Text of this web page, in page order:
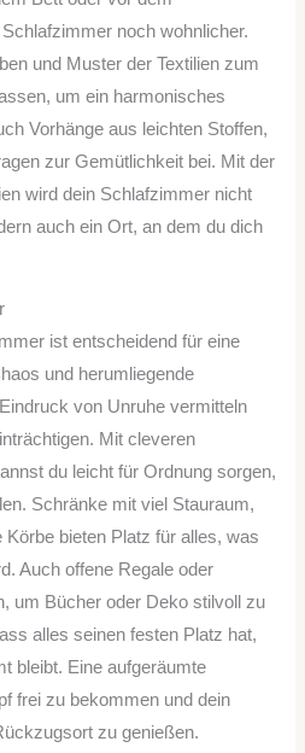
noch wohnlicher.
und Muster der Textilien zum
um ein harmonisches
Vorhänge aus leichten Stoffen,
zur Gemütlichkeit bei. Mit der
wird dein Schlafzimmer nicht
auch ein Ort, an dem du dich
ist entscheidend für eine
und herumliegende
von Unruhe vermitteln
Mit cleveren
du leicht für Ordnung sorgen,
Schränke mit viel Stauraum,
bieten Platz für alles, was
Auch offene Regale oder
um Bücher oder Deko stilvoll zu
alles seinen festen Platz hat,
bleibt. Eine aufgeräumte
frei zu bekommen und dein
zu genießen.